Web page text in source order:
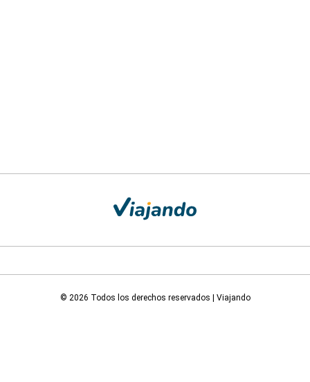
© 2026 Todos los derechos reservados | Viajando